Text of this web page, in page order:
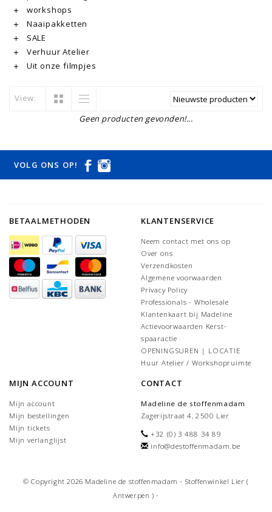
workshops
Naaipakketten
SALE
Verhuur Atelier
Uit onze filmpjes
View:
Geen producten gevonden!...
VOLG ONS OP!
BETAALMETHODEN KLANTENSERVICE
Neem contact met ons op
Over ons
Verzendkosten
Algemene voorwaarden
Privacy Policy
Professionals - Wholesale
Klantenkaart bij Madeline
Actievoorwaarden Kerst-
spaaractie
OPENINGSUREN | LOCATIE
Huur Atelier / Workshopruimte
MIJN ACCOUNT
Mijn account
Mijn bestellingen
Mijn tickets
Mijn verlanglijst
CONTACT
Madeline de stoffenmadam
Zagerijstraat 4, 2500 Lier
+32 (0) 3 488 34 89
info@destoffenmadam.be
© Copyright 2026 Madeline de stoffenmadam - Stoffenwinkel Lier (
Antwerpen ) -